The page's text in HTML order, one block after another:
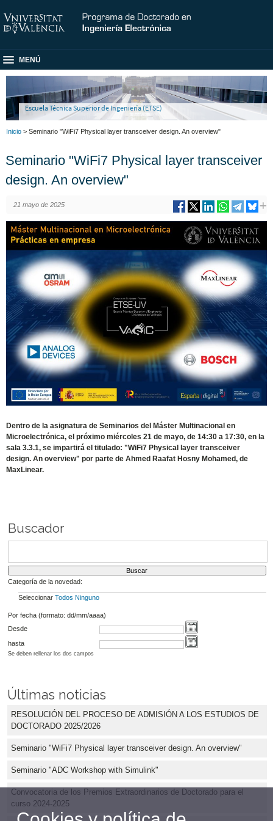
MENÚ
Escuela Técnica Superior de Ingeniería (ETSE)
Inicio > Seminario "WiFi7 Physical layer transceiver design. An overview"
Seminario "WiFi7 Physical layer transceiver
design. An overview"
21 mayo de 2025
Dentro de la asignatura de Seminarios del Máster Multinacional en
Microelectrónica, el próximo miércoles 21 de mayo, de 14:30 a 17:30, en la
sala 3.3.1, se impartirá el titulado: "WiFi7 Physical layer transceiver
design. An overview" por parte de Ahmed Raafat Hosny Mohamed, de
MaxLinear.
Buscador
Categoría de la novedad:
Seleccionar Todos Ninguno
Por fecha (formato: dd/mm/aaaa)
Desde
hasta
Se deben rellenar los dos campos
Últimas noticias
RESOLUCIÓN DEL PROCESO DE ADMISIÓN A LOS ESTUDIOS DE
DOCTORADO 2025/2026
Seminario "WiFi7 Physical layer transceiver design. An overview"
Seminario "ADC Workshop with Simulink"
Convocatoria de los Premios Extraordinarios de Doctorado para el
curso 2024-2025